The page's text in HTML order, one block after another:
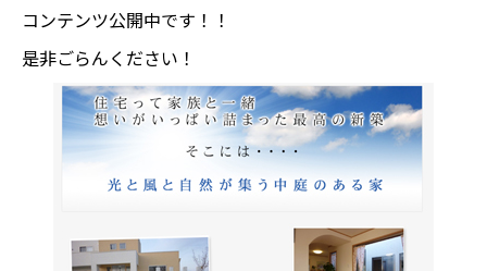
コンテンツ公開中です！！
是非ごらんください！